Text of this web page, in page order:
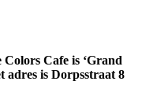
Cafe is ‘Grand
adres is Dorpsstraat 8